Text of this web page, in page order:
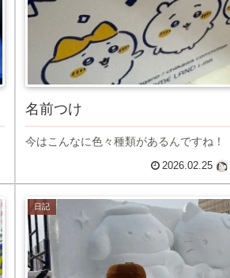
名前つけ
今はこんなに色々種類があるんですね！
2026.02.25
日記